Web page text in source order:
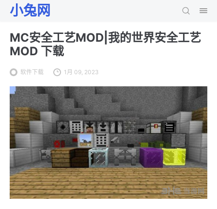
小兔网
MC安全工艺MOD|我的世界安全工艺
MOD 下载
软件下载 1月 09, 2023